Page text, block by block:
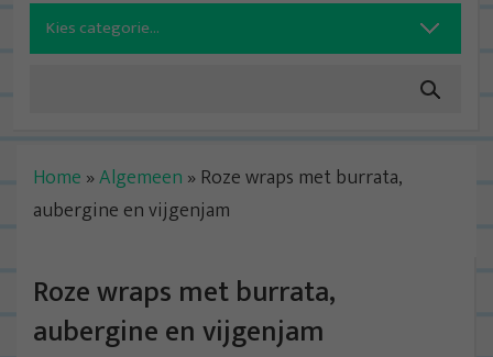
Search
for:
Home »Algemeen » Roze wraps met burrata,
aubergine en vijgenjam
Roze wraps met burrata,
aubergine en vijgenjam